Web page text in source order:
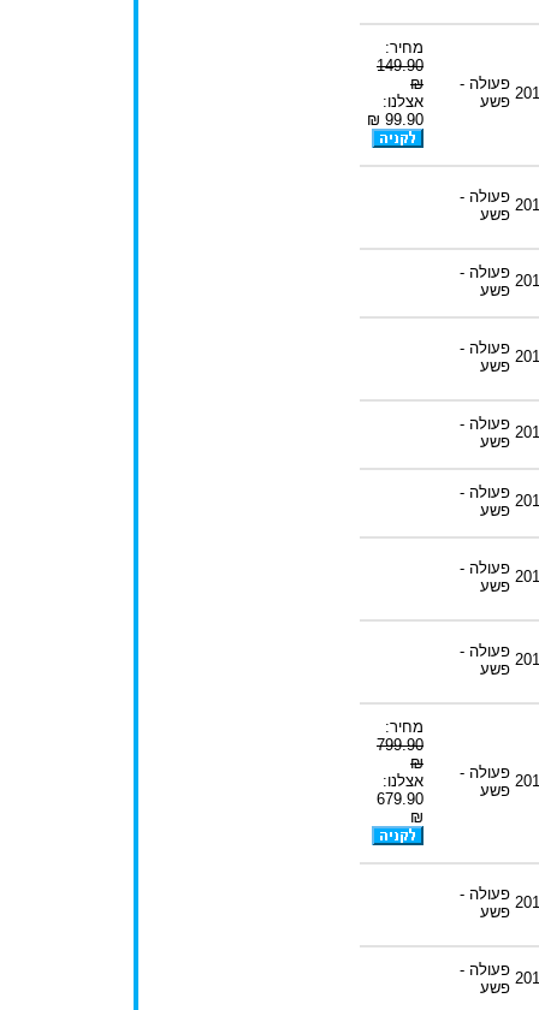
פעולה -
פשע
מחיר:
149.90
₪
אצלנו:
99.90 ₪
פעולה -
פשע
פעולה -
פשע
פעולה -
פשע
פעולה -
פשע
פעולה -
פשע
פעולה -
פשע
פעולה -
פשע
פעולה -
פשע
מחיר:
799.90
₪
אצלנו:
679.90
₪
פעולה -
פשע
פעולה -
פשע